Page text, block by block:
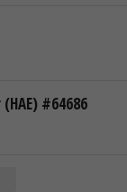
#64686